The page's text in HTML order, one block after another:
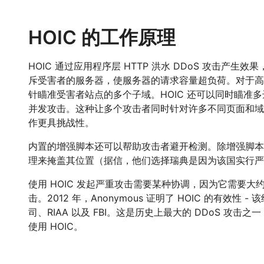
HOIC 的工作原理
HOIC 通过应用程序层 HTTP 洪水 DDoS 攻击产生效果
斥受害者的服务器，使服务器的请求容量超负荷。对于
针瞄准受害者站点的多个子域。HOIC 还可以同时瞄准
并发攻击。这种让多个攻击者同时针对许多不同页面和
作更具挑战性。
内置的增强脚本还可以帮助攻击者避开检测。除增强脚
理来掩盖其位置（据信，他们选择瑞典是因为该国实行
使用 HOIC 发起严重攻击需要某种协调，因为它需要大
击。2012 年，Anonymous 证明了 HOIC 的有效性 - 该
司、RIAA 以及 FBI。这是历史上最大的 DDoS 攻击之
使用 HOIC。